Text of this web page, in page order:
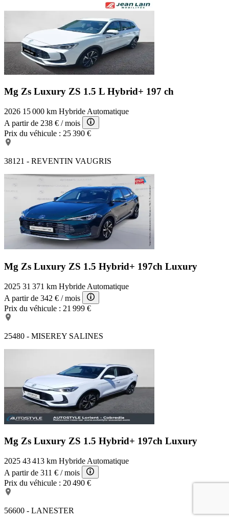
Mg Zs Luxury ZS 1.5 L Hybrid+ 197 ch
2026 15 000 km Hybride Automatique
A partir de 238 € / mois
Prix du véhicule : 25 390 €
38121 - REVENTIN VAUGRIS
Mg Zs Luxury ZS 1.5 Hybrid+ 197ch Luxury
2025 31 371 km Hybride Automatique
A partir de 342 € / mois
Prix du véhicule : 21 999 €
25480 - MISEREY SALINES
Mg Zs Luxury ZS 1.5 Hybrid+ 197ch Luxury
2025 43 413 km Hybride Automatique
A partir de 311 € / mois
Prix du véhicule : 20 490 €
56600 - LANESTER